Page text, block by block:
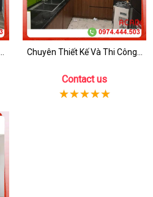
Chuyên Thiết Kế Và Thi Công...
Contact us